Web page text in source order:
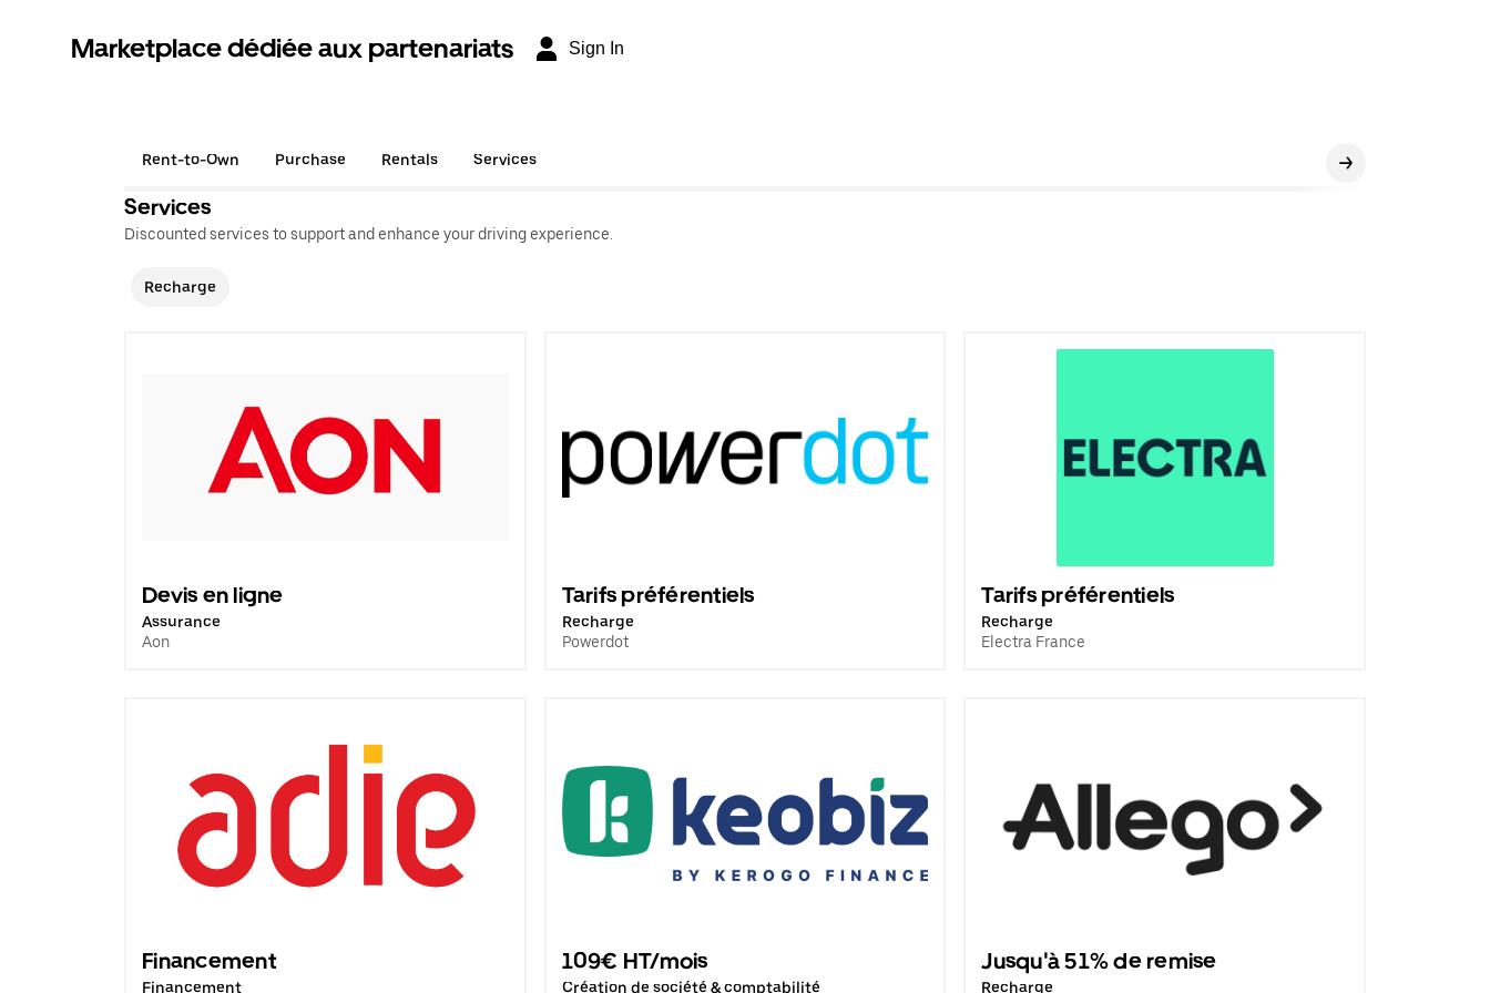
Marketplace dédiée aux partenariats Sign In
Rent-to-Own Purchase Rentals Services
Services
Discounted services to support and enhance your driving experience.
Recharge
Devis en ligne
Assurance
Aon
Tarifs préférentiels
Recharge
Powerdot
Tarifs préférentiels
Recharge
Electra France
Financement
Financement
109€ HT/mois
Création de société & comptabilité
Jusqu'à 51% de remise
Recharge